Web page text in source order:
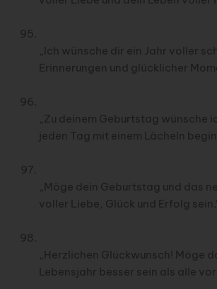
„Ich wünsche dir ein Jahr voller
Erinnerungen und glücklicher
„Zu deinem Geburtstag wünsche
jeden Tag mit einem Lächeln
„Möge dein Geburtstag und das
voller Liebe, Glück und Erfolg
„Herzlichen Glückwunsch! Möge
Lebensjahr besser sein als alle